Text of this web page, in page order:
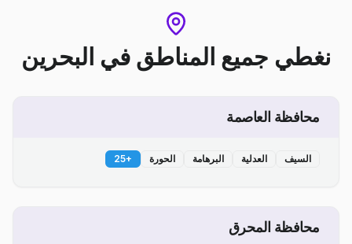
نغطي جميع المناطق في البحرين
محافظة العاصمة
السيف العدلية البرهامة الحورة +
25
محافظة المحرق